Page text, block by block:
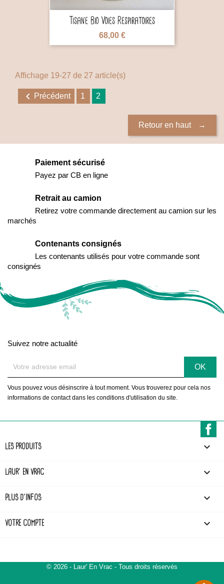
Tisane Bio Voies Respiratoires
68,00 €
Affichage 19-27 de 27 article(s)
 Précédent 1 2
Retour en haut
Paiement sécurisé
Payez par CB en ligne
Retrait au camion
Retirez votre commande directement au camion sur les
marchés
Contenants consignés
Les contenants utilisés pour votre commande sont
consignés
Suivez notre actualité
Vous pouvez vous désinscrire à tout moment. Vous trouverez pour cela nos
informations de contact dans les conditions d'utilisation du site.
LES PRODUITS 
LAUR' EN VRAC 
PLUS D'INFOS 
VOTRE COMPTE 
© 2026 - Laur' En Vrac - Tous droits réservés